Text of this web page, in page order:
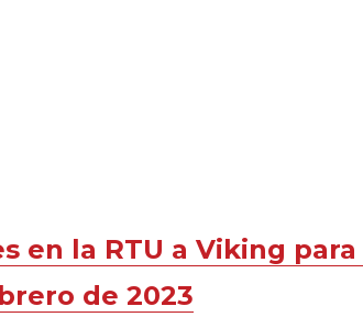
en la RTU a Viking
de 2023